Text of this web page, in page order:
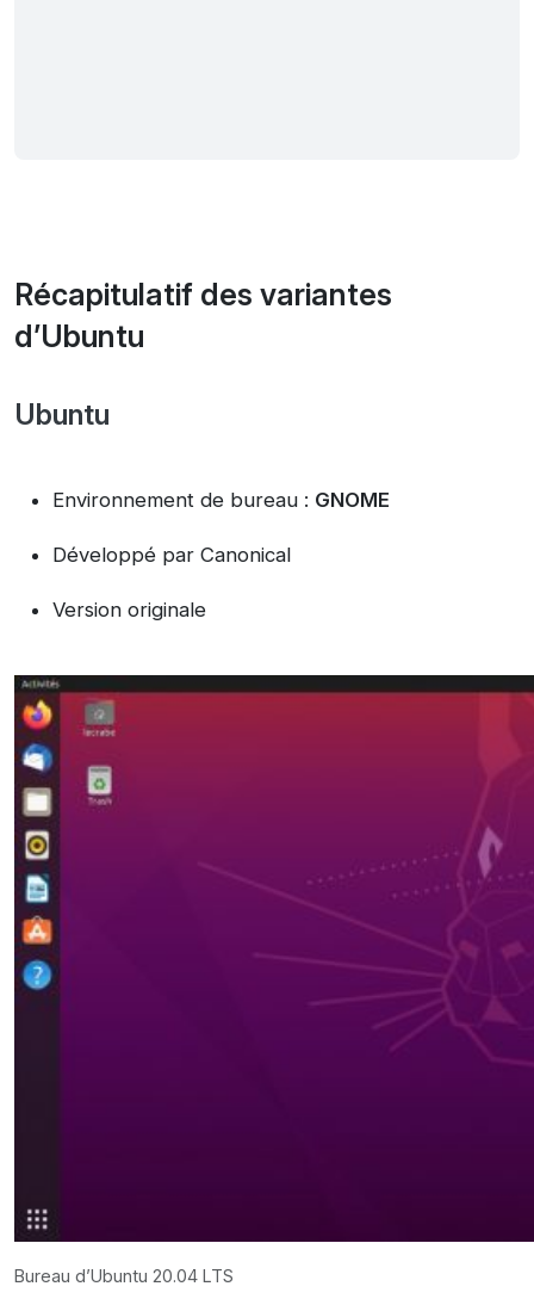
Récapitulatif des variantes
d’Ubuntu
Ubuntu
Environnement de bureau : GNOME
Développé par Canonical
Version originale
Bureau d’Ubuntu 20.04 LTS